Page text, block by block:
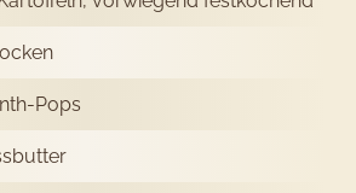
Pops